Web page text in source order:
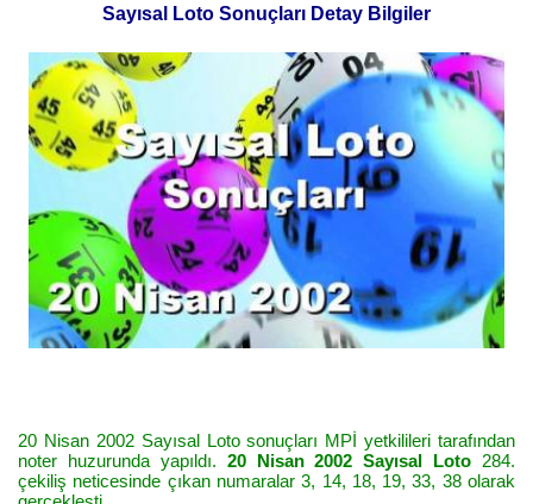
Sayısal Loto Sonuçları Detay Bilgiler
20 Nisan 2002 Sayısal Loto sonuçları MPİ yetkilileri tarafından
noter huzurunda yapıldı. 20 Nisan 2002 Sayısal Loto 284.
çekiliş neticesinde çıkan numaralar 3, 14, 18, 19, 33, 38 olarak